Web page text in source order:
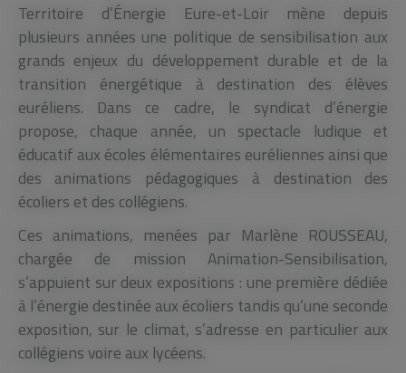
Territoire d’Énergie Eure-et-Loir mène depuis
plusieurs années une politique de sensibilisation aux
grands enjeux du développement durable et de la
transition énergétique à destination des élèves
euréliens. Dans ce cadre, le syndicat d’énergie
propose, chaque année, un spectacle ludique et
éducatif aux écoles élémentaires euréliennes ainsi que
des animations pédagogiques à destination des
écoliers et des collégiens.
Ces animations, menées par Marlène ROUSSEAU,
chargée de mission Animation-Sensibilisation,
s’appuient sur deux expositions : une première dédiée
à l’énergie destinée aux écoliers tandis qu’une seconde
exposition, sur le climat, s’adresse en particulier aux
collégiens voire aux lycéens.